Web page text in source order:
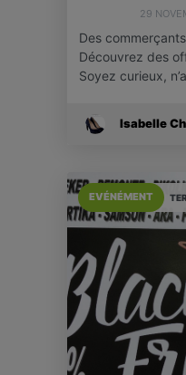
29
Des
Découvrez des
Soyez curieux,
Isabelle
EVÉNÉMENT